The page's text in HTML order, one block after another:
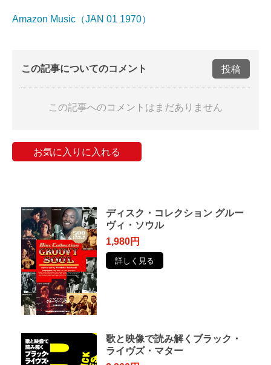
Amazon Music（JAN 01 1970）
この記事についてのコメント 投稿
この記事へのコメントはまだありません
お気に入りに入れる
ディスク・コレクション グルー
ヴィ・ソウル
1,980円
詳しく見る
歌と映像で読み解くブラック・
ライヴズ・マター